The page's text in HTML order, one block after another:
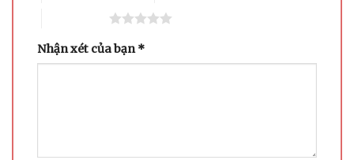
Nhận xét của bạn*